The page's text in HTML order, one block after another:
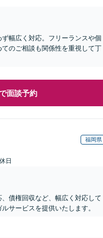
幅広く対応。フリーランスや個
のご相談も関係性を重視して丁
面談予約
福岡県
日
債権回収など、幅広く対応して
サービスを提供いたします。